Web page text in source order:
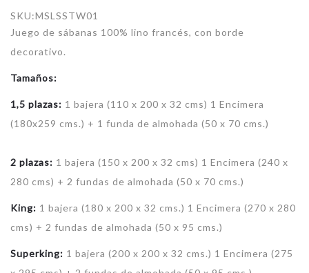
SKU:MSLSSTW01
Juego de sábanas 100% lino francés, con borde
decorativo.
Tamaños:
1,5 plazas: 1 bajera (110 x 200 x 32 cms) 1 Encimera
(180x259 cms.) + 1 funda de almohada (50 x 70 cms.)
2 plazas: 1 bajera (150 x 200 x 32 cms) 1 Encimera (240 x
280 cms) + 2 fundas de almohada (50 x 70 cms.)
King: 1 bajera (180 x 200 x 32 cms.) 1 Encimera (270 x 280
cms) + 2 fundas de almohada (50 x 95 cms.)
Superking: 1 bajera (200 x 200 x 32 cms.) 1 Encimera (275